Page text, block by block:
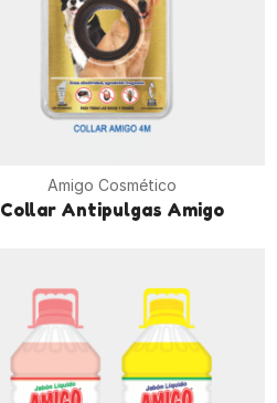
Amigo Cosmético
Collar Antipulgas Amigo